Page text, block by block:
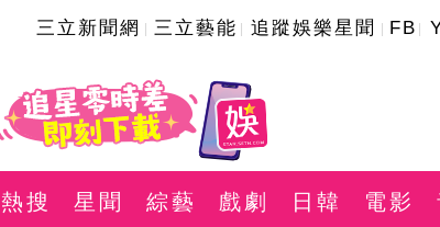
三立新聞網 三立藝能 追蹤娛樂星聞 FB
熱搜 星聞 綜藝 戲劇 日韓 電影